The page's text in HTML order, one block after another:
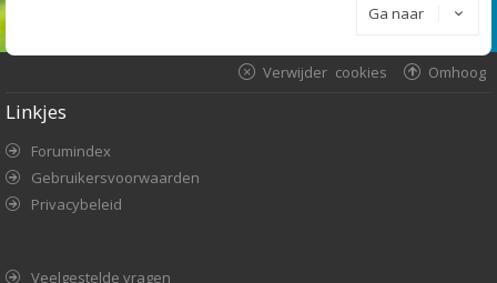
Ga naar
Omhoog
Verwijder cookies
Linkjes
Forumindex
Gebruikersvoorwaarden
Privacybeleid
Veelgestelde vragen